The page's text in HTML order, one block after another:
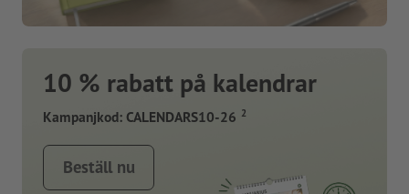
10 % rabatt på kalendrar
Kampanjkod: CALENDARS10-26 2
Beställ nu